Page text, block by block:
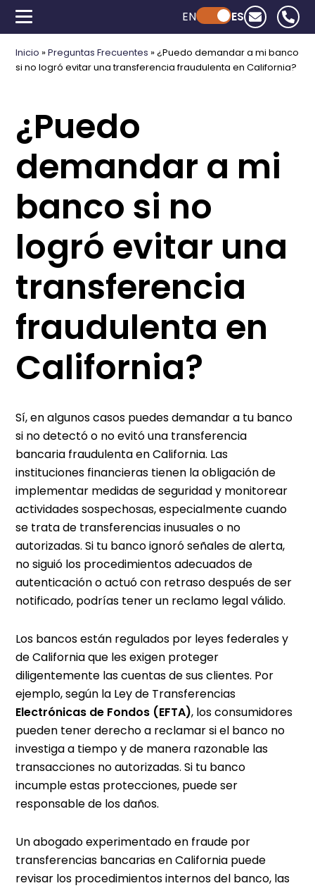
Powered by ChatGPT
EN ES
Inicio »Preguntas Frecuentes »¿Puedo demandar a mi banco
si no logró evitar una transferencia fraudulenta en California?
¿Puedo
demandar a mi
banco si no
logró evitar una
transferencia
fraudulenta en
California?
Sí, en algunos casos puedes demandar a tu banco
si no detectó o no evitó una transferencia
bancaria fraudulenta en California. Las
instituciones financieras tienen la obligación de
implementar medidas de seguridad y monitorear
actividades sospechosas, especialmente cuando
se trata de transferencias inusuales o no
autorizadas. Si tu banco ignoró señales de alerta,
no siguió los procedimientos adecuados de
autenticación o actuó con retraso después de ser
notificado, podrías tener un reclamo legal válido.
Los bancos están regulados por leyes federales y
de California que les exigen proteger
diligentemente las cuentas de sus clientes. Por
ejemplo, según la Ley de Transferencias
Electrónicas de Fondos (EFTA), los consumidores
pueden tener derecho a reclamar si el banco no
investiga a tiempo y de manera razonable las
transacciones no autorizadas. Si tu banco
incumple estas protecciones, puede ser
responsable de los daños.
Un abogado experimentado en fraude por
transferencias bancarias en California puede
revisar los procedimientos internos del banco, las